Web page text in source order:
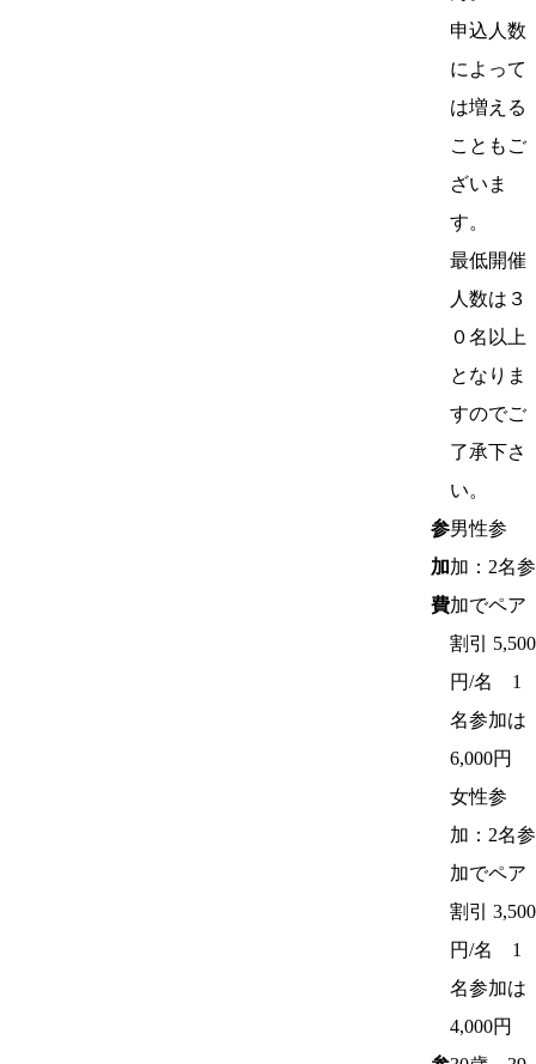
申込人数
によって
は増える
こともご
ざいま
す。
最低開催
人数は３
０名以上
となりま
すのでご
了承下さ
い。
参
加
費
男性参
加：2名参
加でペア
割引 5,500
円/名 1
名参加は
6,000円
女性参
加：2名参
加でペア
割引 3,500
円/名 1
名参加は
4,000円